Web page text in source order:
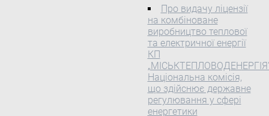
Про видачу ліцензії
на комбіноване
виробництво теплової
та електричної енергії
КП
Національна комісія,
що здійснює державне
регулювання у сфері
енергетики